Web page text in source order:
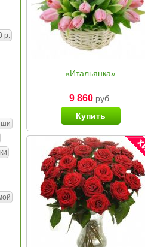
р.
«Итальянка»
9 860 руб.
Купить